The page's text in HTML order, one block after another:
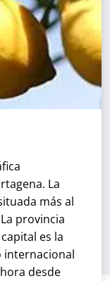
La
más al
provincia
es la
internacional
desde